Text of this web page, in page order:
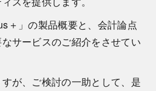
＋」の製品概要と、会計論点
サービスのご紹介をさせてい
が、ご検討の一助として、是